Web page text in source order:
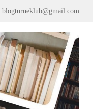
blogturneklub@gmail.com